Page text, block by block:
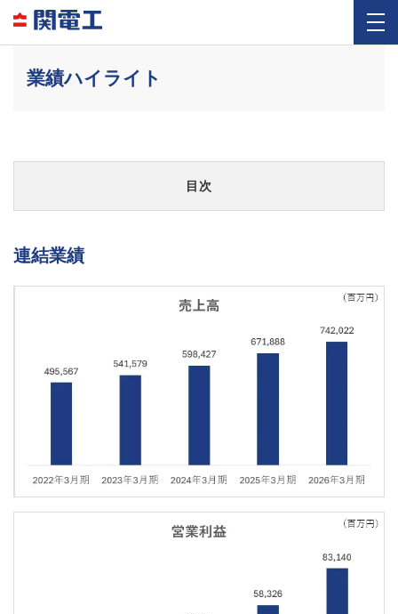
業績ハイライト
目次
連結業績